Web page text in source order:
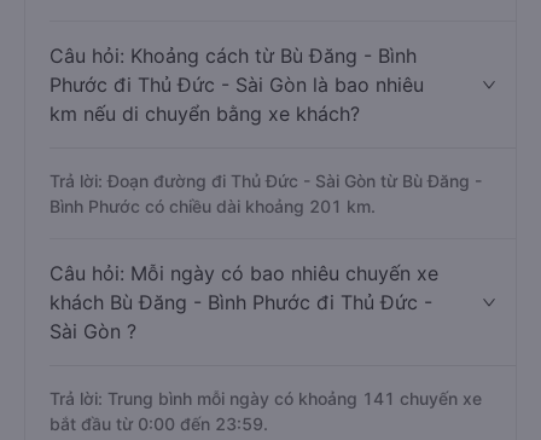
Câu hỏi: Khoảng cách từ Bù Đăng - Bình
Phước đi Thủ Đức - Sài Gòn là bao nhiêu
km nếu di chuyển bằng xe khách?
Trả lời: Đoạn đường đi Thủ Đức - Sài Gòn từ Bù Đăng -
Bình Phước có chiều dài khoảng 201 km.
Câu hỏi: Mỗi ngày có bao nhiêu chuyến xe
khách Bù Đăng - Bình Phước đi Thủ Đức -
Sài Gòn ?
Trả lời: Trung bình mỗi ngày có khoảng 141 chuyến xe
bắt đầu từ 0:00 đến 23:59.